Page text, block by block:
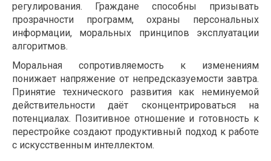
регулирования. Граждане способны призывать
прозрачности программ, охраны персональных
информации, моральных принципов эксплуатации
алгоритмов.
Моральная сопротивляемость к изменениям
понижает напряжение от непредсказуемости завтра.
Принятие технического развития как неминуемой
действительности даёт сконцентрироваться на
потенциалах. Позитивное отношение и готовность к
перестройке создают продуктивный подход к работе
с искусственным интеллектом.